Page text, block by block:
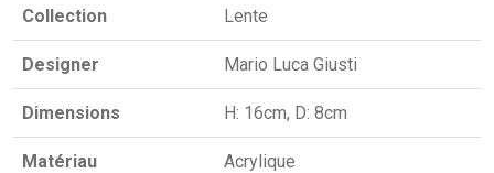
Collection Lente
Designer Mario Luca Giusti
Dimensions H: 16cm, D: 8cm
Matériau Acrylique